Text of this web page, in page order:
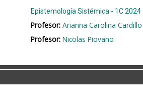
Epistemología Sistémica - 1C 2024
Profesor:Arianna Carolina Cardillo
Profesor:Nicolas Piovano